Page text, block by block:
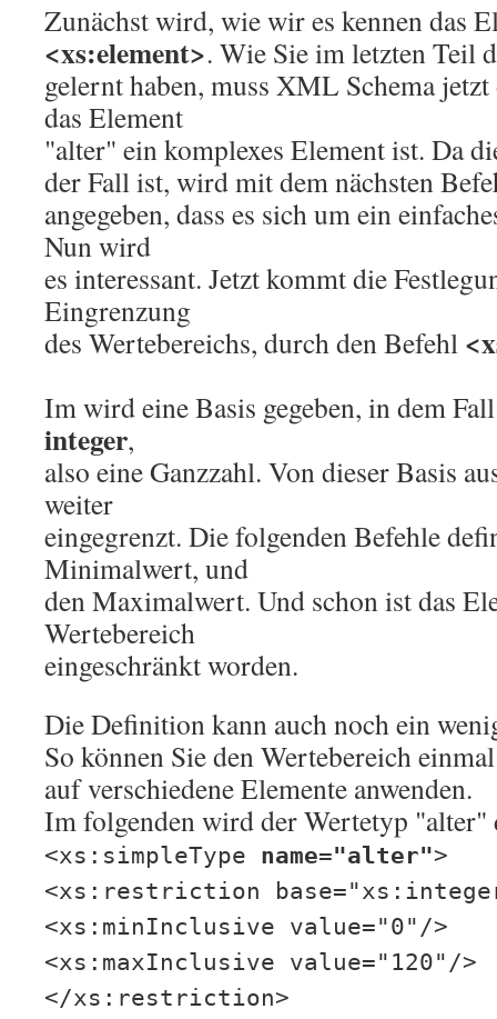
Zunächst wird, wie wir es kennen das
<xs:element>. Wie Sie im letzten Teil
gelernt haben, muss XML Schema jetzt
das Element
"alter" ein komplexes Element ist. Da
der Fall ist, wird mit dem nächsten
angegeben, dass es sich um ein
Nun wird
es interessant. Jetzt kommt die
Eingrenzung
des Wertebereichs, durch den Befehl
Im wird eine Basis gegeben, in dem
integer,
also eine Ganzzahl. Von dieser Basis
weiter
eingegrenzt. Die folgenden Befehle
Minimalwert, und
den Maximalwert. Und schon ist das
Wertebereich
eingeschränkt worden.
Die Definition kann auch noch ein
So können Sie den Wertebereich
auf verschiedene Elemente anwenden.
Im folgenden wird der Wertetyp
<xs:simpleType name="alter">
<xs:restriction
<xs:minInclusive value="0"/>
<xs:maxInclusive value="120"/>
</xs:restriction>